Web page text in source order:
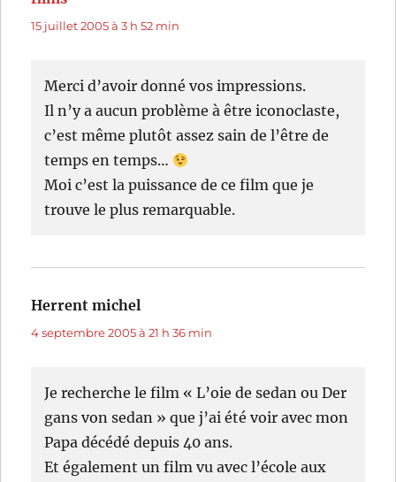
15 juillet 2005 à 3 h 52 min
Merci d’avoir donné vos impressions.
Il n’y a aucun problème à être iconoclaste,
c’est même plutôt assez sain de l’être de
temps en temps…
Moi c’est la puissance de ce film que je
trouve le plus remarquable.
Herrent michel
4 septembre 2005 à 21 h 36 min
Je recherche le film « L’oie de sedan ou Der
gans von sedan » que j’ai été voir avec mon
Papa décédé depuis 40 ans.
Et également un film vu avec l’école aux